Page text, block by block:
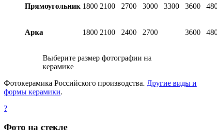
Прямоугольник 1800 2100 2700 3000 3300 3600
Арка 1800 2100 2400 2700 3600
Выберите размер фотографии на
керамике
Фотокерамика Российского производства. Другие виды и
формы керамики.
?
Фото на стекле